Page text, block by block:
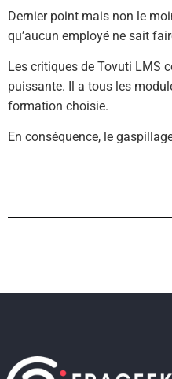
Dernier point mais non le
qu’aucun employé ne sait
Les critiques de Tovuti LMS
puissante. Il a tous les
formation choisie.
En conséquence, le